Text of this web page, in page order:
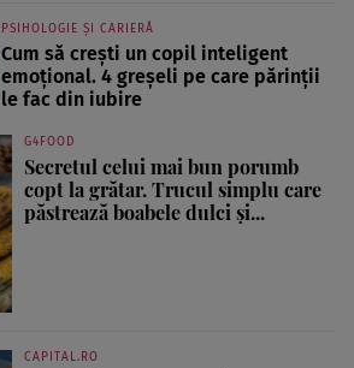
PSIHOLOGIE ȘI CARIERĂ
Cum să crești un copil inteligent
emoțional. 4 greșeli pe care părinții
le fac din iubire
G4FOOD
Secretul celui mai bun porumb
copt la grătar. Trucul simplu care
păstrează boabele dulci și...
CAPITAL.RO